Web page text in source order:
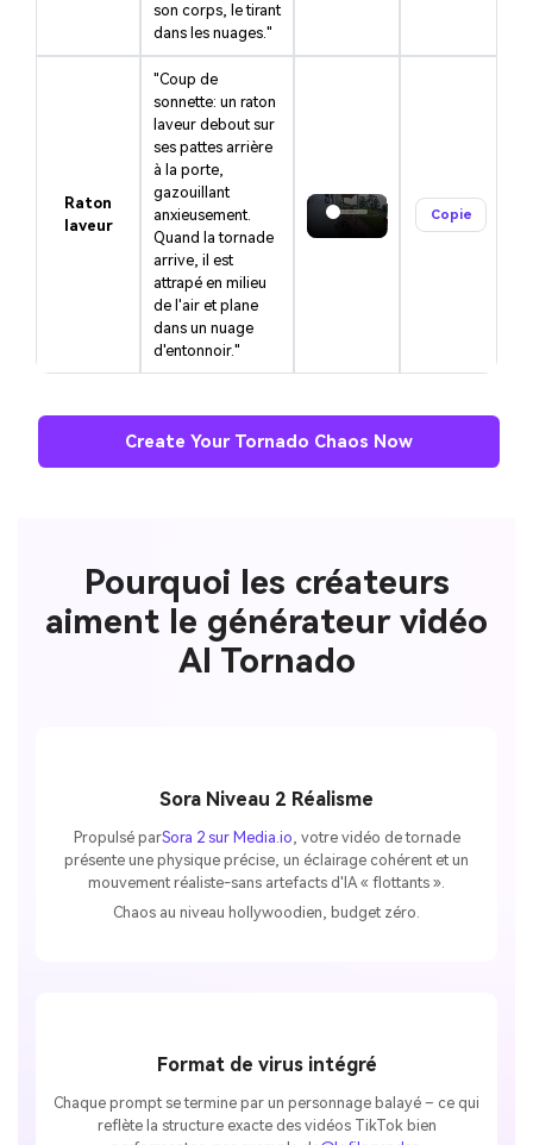
son corps, le tirant
dans les nuages."
Raton
laveur
"Coup de
sonnette: un raton
laveur debout sur
ses pattes arrière
à la porte,
gazouillant
anxieusement.
Quand la tornade
arrive, il est
attrapé en milieu
de l'air et plane
dans un nuage
d'entonnoir."
Copie
Create Your Tornado Chaos Now
Pourquoi les créateurs
aiment le générateur vidéo
AI Tornado
Sora Niveau 2 Réalisme
Propulsé parSora 2 sur Media.io , votre vidéo de tornade
présente une physique précise, un éclairage cohérent et un
mouvement réaliste-sans artefacts d'IA « flottants ».
Chaos au niveau hollywoodien, budget zéro.
Format de virus intégré
Chaque prompt se termine par un personnage balayé – ce qui
reflète la structure exacte des vidéos TikTok bien